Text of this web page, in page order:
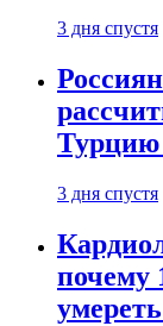
3 дня спустя
Турцию
3 дня спустя
почему